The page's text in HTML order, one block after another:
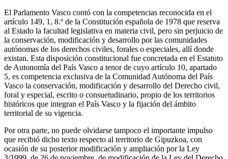
El Parlamento Vasco contó con la competencias reconocida en el
artículo 149, 1, 8.º de la Constitución española de 1978 que reserva
al Estado la facultad legislativa en materia civil, pero sin perjuicio de
la conservación, modificación y desarrollo por las comunidades
autónomas de los derechos civiles, forales o especiales, allí donde
existan. Esta disposición constitucional fue concretada en el Estatuto
de Autonomía del País Vasco a tenor de cuyo artículo 10, apartado
5, es competencia exclusiva de la Comunidad Autónoma del País
Vasco la conservación, modificación y desarrollo del Derecho civil,
foral y especial, escrito o consuetudinario, propio de los territorios
históricos que integran el País Vasco y la fijación del ámbito
territorial de su vigencia.
Por otra parte, no puede olvidarse tampoco el importante impulso
que recibió dicho texto respecto al territorio de Gipuzkoa, con
ocasión de su posterior modificación y ampliación por la Ley